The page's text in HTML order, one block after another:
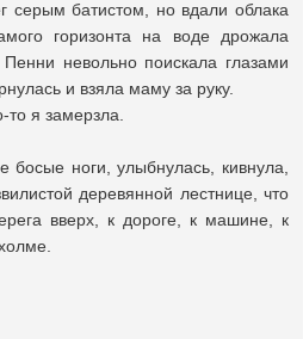
серым батистом, но вдали облака
горизонта на воде дрожала
Пенни невольно поискала глазами
и взяла маму за руку.
я замерзла.
ноги, улыбнулась, кивнула,
деревянной лестнице, что
вверх, к дороге, к машине, к